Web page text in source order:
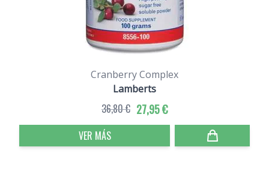
Cranberry Complex
Lamberts
27,95 €
36,80 €
VER MÁS